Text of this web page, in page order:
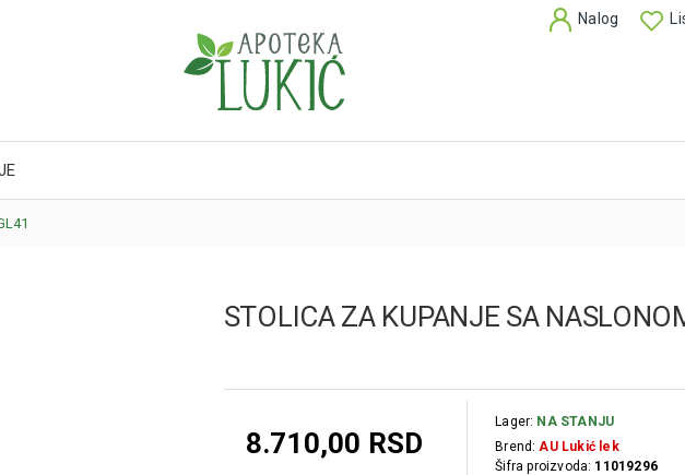
Nalog
STOLICA ZA KUPANJE SA
8.710,00 RSD
Lager: NA STANJU
Brend: AU Lukić lek
Šifra proizvoda: 11019296